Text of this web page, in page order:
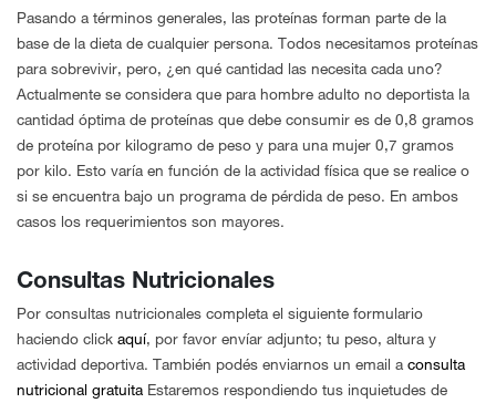
Pasando a términos generales, las proteínas forman parte de la
base de la dieta de cualquier persona. Todos necesitamos proteínas
para sobrevivir, pero, ¿en qué cantidad las necesita cada uno?
Actualmente se considera que para hombre adulto no deportista la
cantidad óptima de proteínas que debe consumir es de 0,8 gramos
de proteína por kilogramo de peso y para una mujer 0,7 gramos
por kilo. Esto varía en función de la actividad física que se realice o
si se encuentra bajo un programa de pérdida de peso. En ambos
casos los requerimientos son mayores.
Consultas Nutricionales
Por consultas nutricionales completa el siguiente formulario
haciendo click aquí, por favor envíar adjunto; tu peso, altura y
actividad deportiva. También podés enviarnos un email a consulta
nutricional gratuita Estaremos respondiendo tus inquietudes de